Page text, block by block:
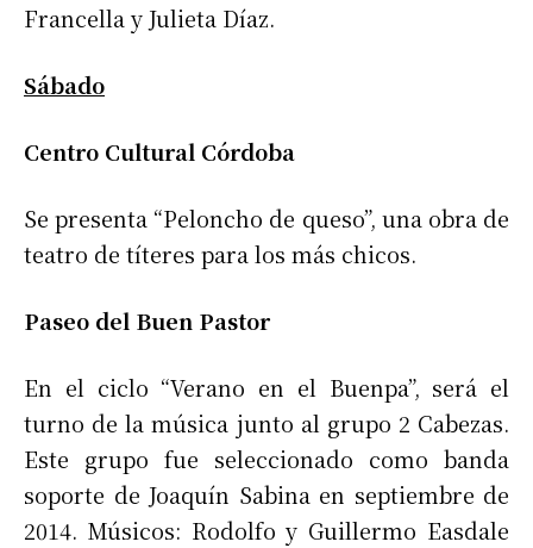
Francella y Julieta Díaz.
Sábado
Centro Cultural Córdoba
Se presenta “Peloncho de queso”, una obra de
teatro de títeres para los más chicos.
Paseo del Buen Pastor
En el ciclo “Verano en el Buenpa”, será el
turno de la música junto al grupo 2 Cabezas.
Este grupo fue seleccionado como banda
soporte de Joaquín Sabina en septiembre de
2014. Músicos: Rodolfo y Guillermo Easdale